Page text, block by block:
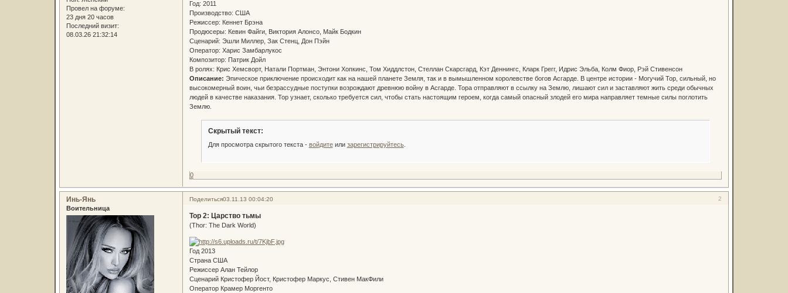
Провел на форуме:
23 дня 20 часов
Последний визит:
08.03.26 21:32:14
Год: 2011
Производство: США
Режиссер: Кеннет Брэна
Продюсеры: Кевин Файги, Виктория Алонсо, Майк Бодкин
Сценарий: Эшли Миллер, Зак Стенц, Дон Пэйн
Оператор: Харис Замбарлукос
Композитор: Патрик Дойл
В ролях: Крис Хемсворт, Натали Портман, Энтони Хопкинс, Том Хиддлстон, Стеллан Скарсгард, Кэт Деннингс, Кларк Грегг, Идрис Эльба, Колм Фиор, Рэй Стивенсон
Описание: Эпическое приключение происходит как на нашей планете Земля, так и в вымышленном королевстве богов Асгарде. В центре истории - Могучий Тор, сильный, но
высокомерный воин, чьи безрассудные поступки возрождают древнюю войну в Асгарде. Тора отправляют в ссылку на Землю, лишают сил и заставляют жить среди обычных
людей в качестве наказания. Тор узнает, сколько требуется сил, чтобы стать настоящим героем, когда самый опасный злодей его мира направляет темные силы поглотить
Землю.
Скрытый текст:
Для просмотра скрытого текста - войдитеили зарегистрируйтесь.
0
Поделиться 2
03.11.13 00:04:20
Инь-Янь
Воительница
Тор 2: Царство тьмы
(Thor: The Dark World)
Год 2013
Страна США
Режиссер Алан Тейлор
Сценарий Кристофер Йост, Кристофер Маркус, Стивен МакФили
Оператор Крамер Моргенто